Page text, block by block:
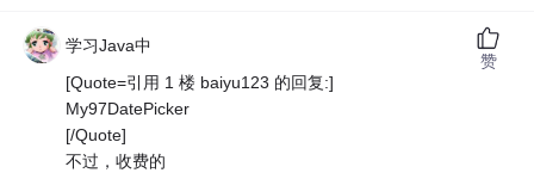
学习Java中
[Quote=引用 1 楼 baiyu123 的回复:]
My97DatePicker
[/Quote]
不过，收费的
赞